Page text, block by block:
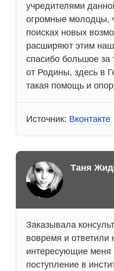
учредителями
огромные молодцы,
поисках новых
расширяют этим
спасибо большое за
от Родины, здесь в
такая помощь и
Источник: Вконтакте
Таня
Заказывала
вовремя и ответили
интересующие меня
поступление в